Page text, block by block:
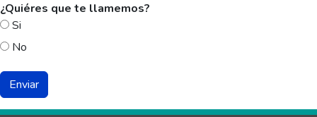
¿Quiéres que te llamemos?
Si
No